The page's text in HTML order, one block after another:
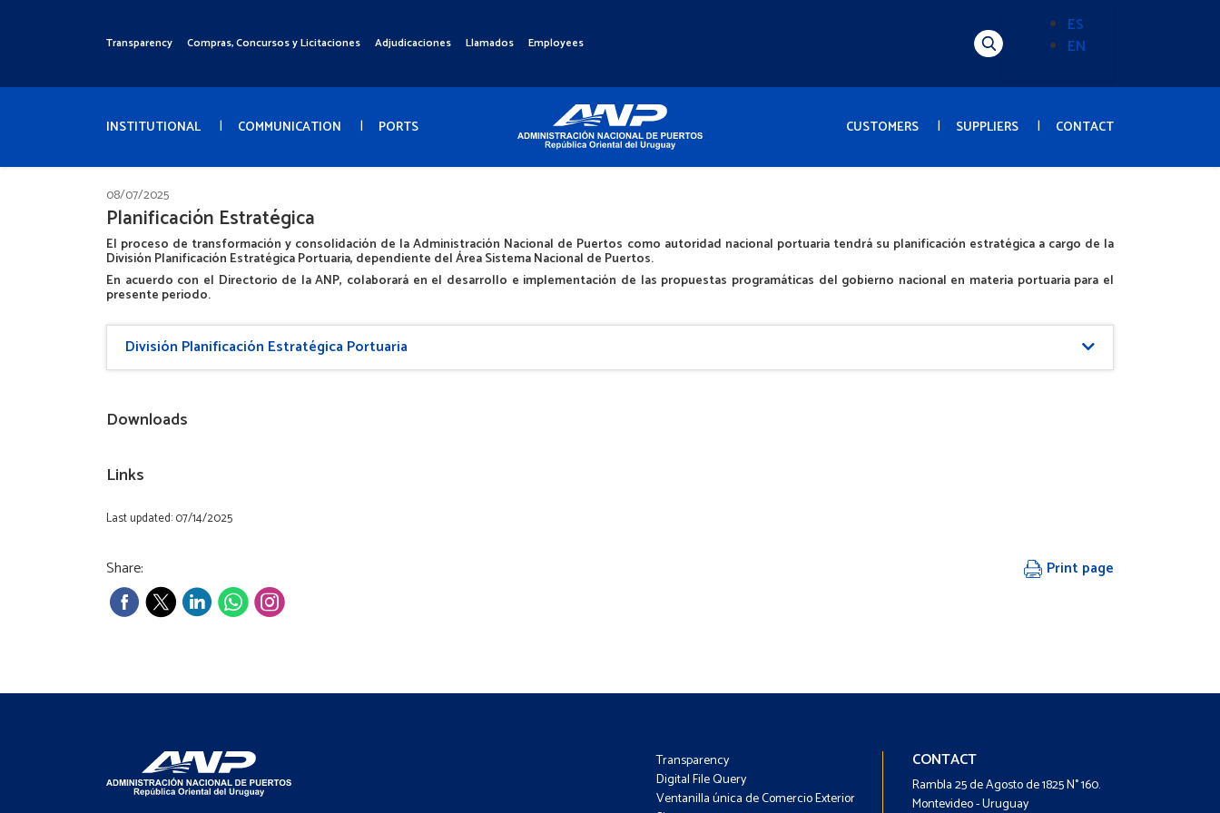
Menú
Transparency Compras, Concursos y Licitaciones Adjudicaciones Llamados Employees Alternador
(Content)
ES
EN
Menú
INSTITUTIONAL COMMUNICATION PORTS CUSTOMERS SUPPLIERS CONTACT
08/07/2025
Planificación Estratégica
El proceso de transformación y consolidación de la Administración Nacional de Puertos como autoridad nacional portuaria tendrá su planificación estratégica a cargo de la
División Planificación Estratégica Portuaria, dependiente del Área Sistema Nacional de Puertos.
En acuerdo con el Directorio de la ANP, colaborará en el desarrollo e implementación de las propuestas programáticas del gobierno nacional en materia portuaria para el
presente periodo.
División Planificación Estratégica Portuaria
Downloads
Links
Last updated: 07/14/2025
Share: Print page
Transparency
Digital File Query
Ventanilla única de Comercio Exterior
CONTACT
Rambla 25 de Agosto de 1825 N° 160.
Montevideo - Uruguay